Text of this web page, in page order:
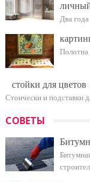
Два
Полотна
стойки для цветов
Стоически и подставки
СОВЕТЫ